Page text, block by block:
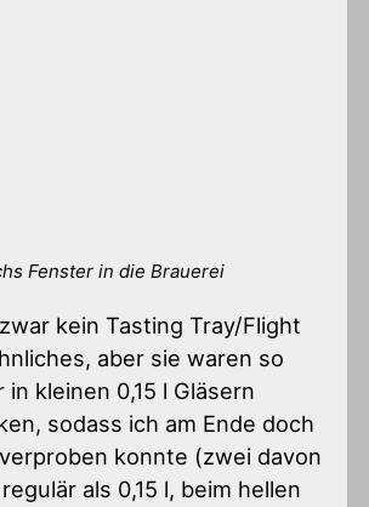
Fenster in die Brauerei
kein Tasting Tray/Flight
aber sie waren so
kleinen 0,15 l Gläsern
sodass ich am Ende doch
konnte (zwei davon
als 0,15 l, beim hellen